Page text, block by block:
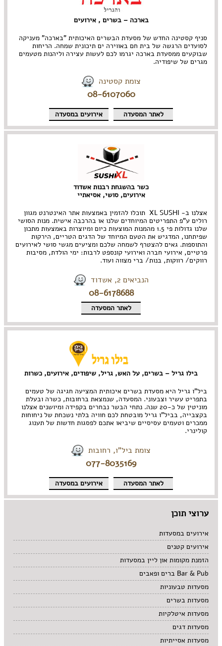
בארכה – בשרים , אירועים
סניף קסטינה החדש של מסעדת הבשרים האיכותית "בארכה" מעניקה
לסועדים הרגשה של בית חם באווירה ים תיכונית שמחה. הריחות
שבוקעים ממסעדת בארכה יגרמו לכם לעשות עצירה וליהנות מטעמים
מגרים של שיפודיה.
צומת קסטינה
08-6107060
לאתר המסעדה אירועים במסעדה
כשר בהשגחת רבנות אשדוד
אירועים, סושי, אסיאתיי
אצלנו ב- XL SUSHI תוכלו להזמין באמצעות אתר האינטרנט מגוון
רולים ע"פ התפריטים המיוחדים שלנו או בהרכבה אישית. מנות הסושי
שלנו גדולות פי 1.5 מהמנות המוצעות כיום ומיוצרות באמצעות מתכון
שפיתחנו, המדגיש את הטעם המיוחד של הדגים הטריים, הירקות
והתוספות. גאים להצטרף לשמחה שלכם ומציעים מגשי סושי לאירועים
פרטיים, אירועי חברה ואירועי קונספט לרבות: ימי הולדת, מסיבות
רווקים/ רווקות, בנות/ ברי מצווה ועוד.
הנביאים 2, אשדוד
08-6178688
לאתר המסעדה
בילו גריל – בשרים, על האש, גריל, שיפודים, אירועים, כשרות
ביל”ו גריל היא מסעדת בשרים איכותית המציעה חגיגה של טעמים
בתפריט עשיר וצבעוני. המסעדה, שנמצאת ברחובות, כשרה ובעלת
מוניטין של כ-20 שנה. נתחי הבשר נבחרים בקפידה ומיושנים אצלנו
בקצבייה, בביל”ו גריל מובטחת לכם חוויה בלתי נשכחת של ניחוחות
ממכרים וטעמים עסיסיים שיביאו אתכם לפסגות חדשות של תענוג
קולינרי.
צומת ביל"ו, רחובות
077-8035169
לאתר המסעדה אירועים במסעדה
ערוצי תוכן
אירועים במסעדות
אירועים קטנים
הזמנת מקומות און ליין במסעדות
Bar & Pub ברים ופאבים
מסעדות טבעוניות
מסעדות בשרים
מסעדות איטלקיות
מסעדות דגים
מסעדות אסייתיות